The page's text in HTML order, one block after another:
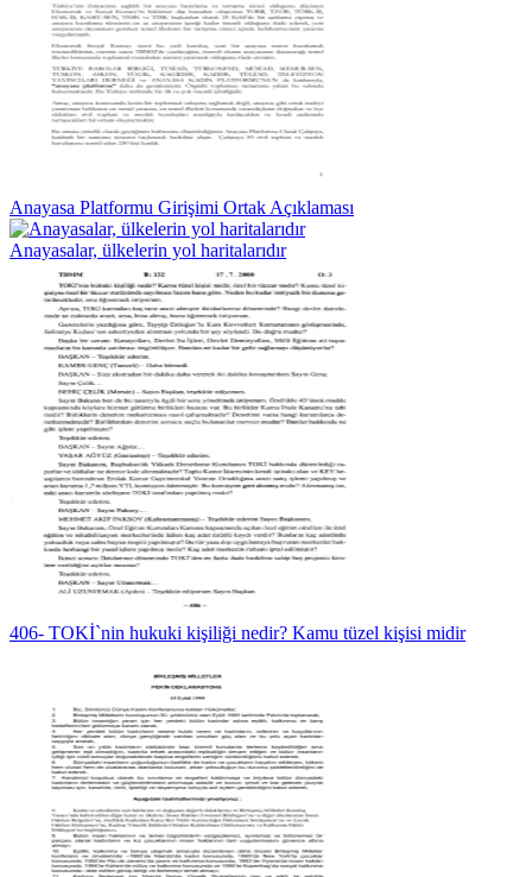
Anayasa Platformu Girişimi Ortak Açıklaması
Anayasalar, ülkelerin yol haritalarıdır
406- TOKİ`nin hukuki kişiliği nedir? Kamu tüzel kişisi midir